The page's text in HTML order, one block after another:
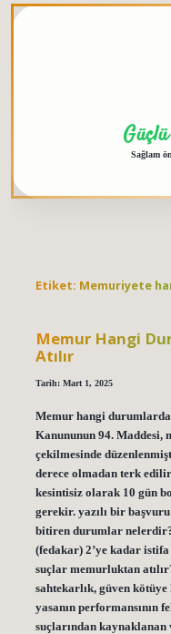
Sağlam
Etiket: Memuriyete
Memur Hangi
Atılır
Tarih: Mart 1, 2025
Memur hangi
Kanununun 94. Maddesi,
çekilmesinde
derece olmadan terk
kesintisiz olarak 10 gün
gerekir. yazılı bir
bitiren durumlar nelerdir?
(fedakar) 2’ye kadar
suçlar memurluktan
sahtekarlık, güven
yasanın performansının
suçlarından